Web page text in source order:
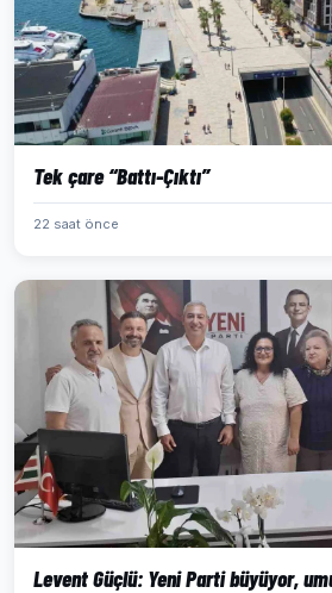
Tek çare “Battı-Çıktı”
22 saat önce
Levent Güçlü: Yeni Parti büyüyor,